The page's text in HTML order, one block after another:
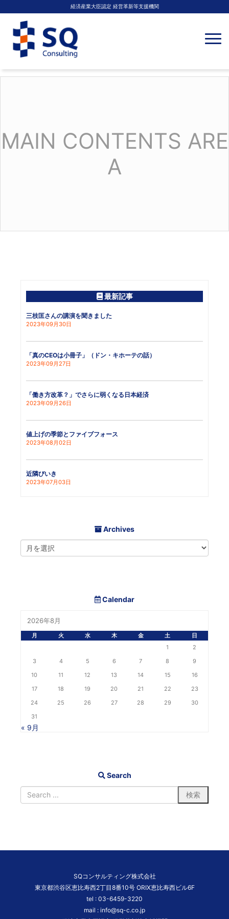
経済産業大臣認定 経営革新等支援機関
N
a
g
a
MAIN CONTENTS ARE
A
最新記事
三枝匡さんの講演を聞きました
2023年09月30日
「真のCEOは小冊子」（ドン・キホーテの話）
2023年09月27日
「働き方改革？」でさらに弱くなる日本経済
2023年09月26日
値上げの季節とファイブフォース
2023年08月02日
近隣びいき
2023年07月03日
Archives
Calendar
2026年8月
月 火 水 木 金 土
日
1
2
3
4 5 6 7 8
9
10
11 12 13 14 15
16
17
18 19 20 21 22
23
24
25 26 27 28 29
30
31
« 9月
Search
SQコンサルティング株式会社
東京都渋谷区恵比寿西2丁目8番10号 ORIX恵比寿西ビル6F
tel : 03-6459-3220
mail : info@sq-c.co.jp